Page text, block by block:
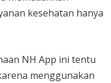
kesehatan hanya
NH App ini tentu
menggunakan